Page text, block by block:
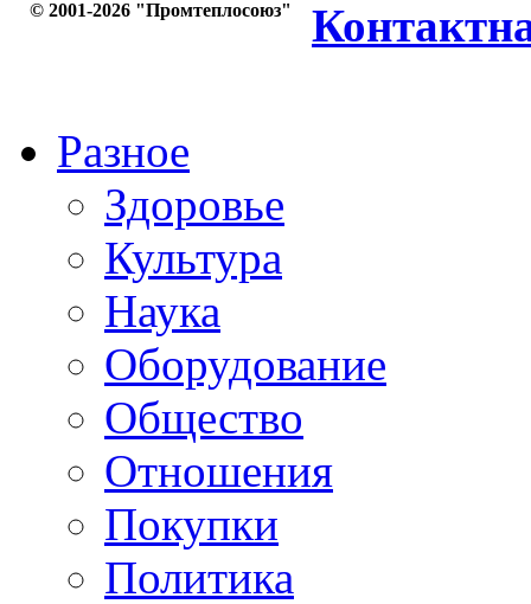
© 2001-2026 "Промтеплосоюз"
Разное
Здоровье
Культура
Наука
Оборудование
Общество
Отношения
Покупки
Политика